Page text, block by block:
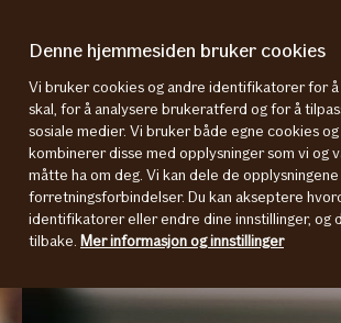
Kasko eller delkasko?
Denne hjemmesiden bruker cookies
Vi bruker cookies og andre identifikatorer for
skal, for å analysere brukeratferd og for å
sosiale medier. Vi bruker både egne cookies
kombinerer disse med opplysninger som vi
måtte ha om deg. Vi kan dele de
forretningsforbindelser. Du kan akseptere
identifikatorer eller endre dine innstillinger, og
tilbake. Mer informasjon og innstillinger